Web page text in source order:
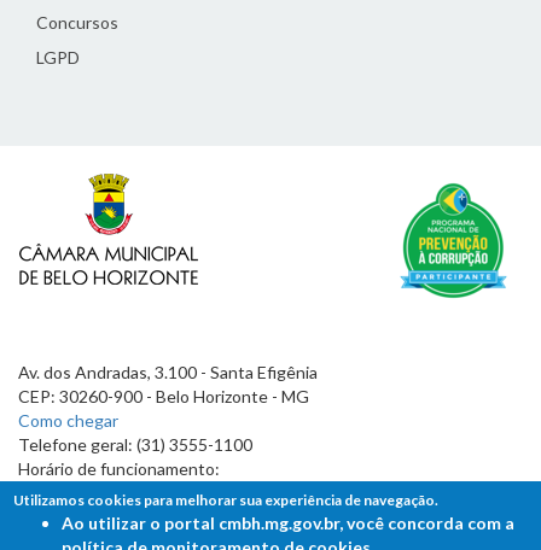
Concursos
LGPD
Av. dos Andradas, 3.100 - Santa Efigênia
CEP: 30260-900 - Belo Horizonte - MG
Como chegar
Telefone geral: (31) 3555-1100
Horário de funcionamento:
7h às 19h
Utilizamos cookies para melhorar sua experiência de navegação.
Ao utilizar o portal cmbh.mg.gov.br, você concorda com a